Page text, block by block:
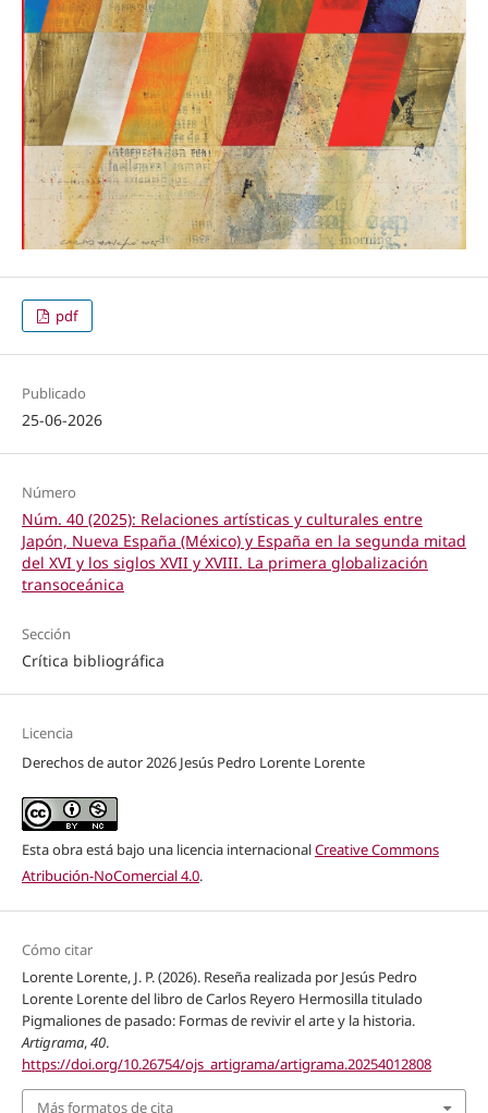
pdf
Publicado
25-06-2026
Número
Núm. 40 (2025): Relaciones artísticas y culturales entre
Japón, Nueva España (México) y España en la segunda mitad
del XVI y los siglos XVII y XVIII. La primera globalización
transoceánica
Sección
Crítica bibliográfica
Licencia
Derechos de autor 2026 Jesús Pedro Lorente Lorente
Esta obra está bajo una licencia internacionalCreative Commons
Atribución-NoComercial 4.0.
Cómo citar
Lorente Lorente, J. P. (2026). Reseña realizada por Jesús Pedro
Lorente Lorente del libro de Carlos Reyero Hermosilla titulado
Pigmaliones de pasado: Formas de revivir el arte y la historia.
Artigrama,40.
https://doi.org/10.26754/ojs_artigrama/artigrama.20254012808
Más formatos de cita